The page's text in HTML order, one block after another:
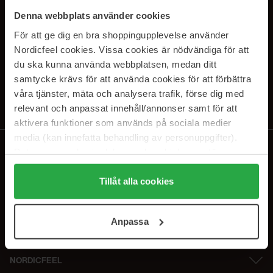
Denna webbplats använder cookies
För att ge dig en bra shoppingupplevelse använder
Nordicfeel cookies. Vissa cookies är nödvändiga för att
du ska kunna använda webbplatsen, medan ditt
samtycke krävs för att använda cookies för att förbättra
våra tjänster, mäta och analysera trafik, förse dig med
relevant och anpassat innehåll/annonser samt för att
aktivera funktioner som används på sociala medier
media (kan innefatta behandling av personuppgifter).
Genom att trycka på "Tillåt alla cookies" accepterar du
alla cookies, medan du under "Detaljer" kan anpassa
användningen av cookies. Du kan när som helst återkalla
samt vår Integritetspolicy.
Tillåt alla cookies
Anpassa
SUBSCRIBE TO OUR
NEWSLETTER
E-postadresse
Ved å abonnere godtar du vårpersonvernerklæring. Du kan melde deg
NORDICFEEL